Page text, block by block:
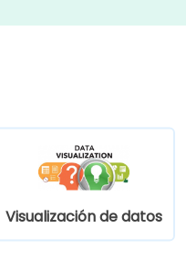
Visualización de datos